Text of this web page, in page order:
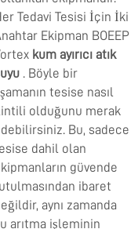
Tedavi Tesisi İçin İki
Ekipman BOEEP
kum ayırıcı atık
. Böyle bir
tesise nasıl
olduğunu merak
Bu, sadece
dahil olan
güvende
ibaret
aynı zamanda
arıtma işleminin